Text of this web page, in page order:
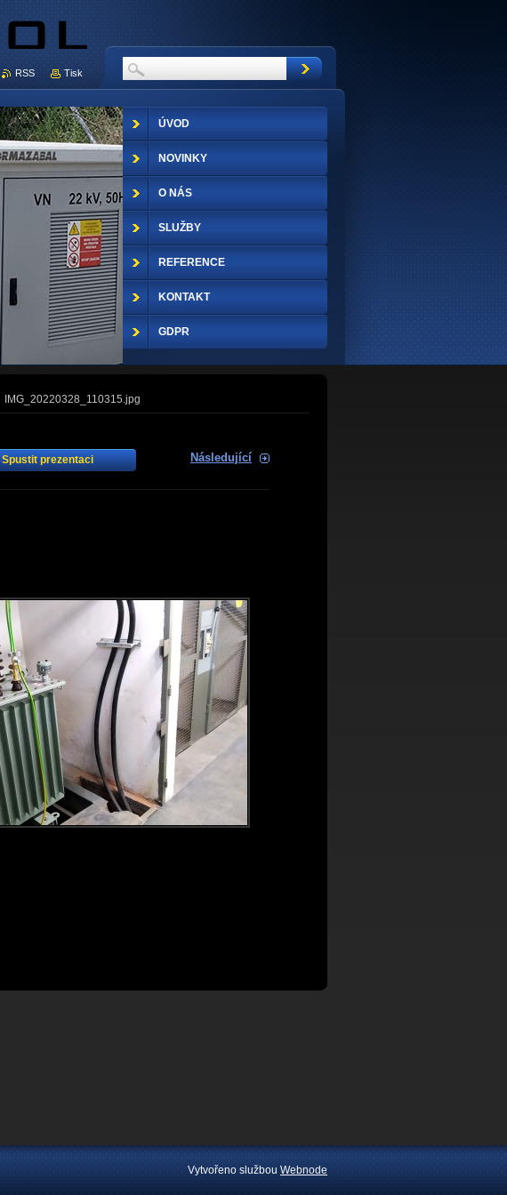
IMG_20220328_110315.jpg
Spustit prezentaci Následující
ÚVOD
NOVINKY
O NÁS
SLUŽBY
REFERENCE
KONTAKT
GDPR
RSS Tisk
Vytvořeno službou Webnode